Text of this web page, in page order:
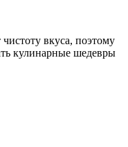
вкуса, поэтому
кулинарные шедевры